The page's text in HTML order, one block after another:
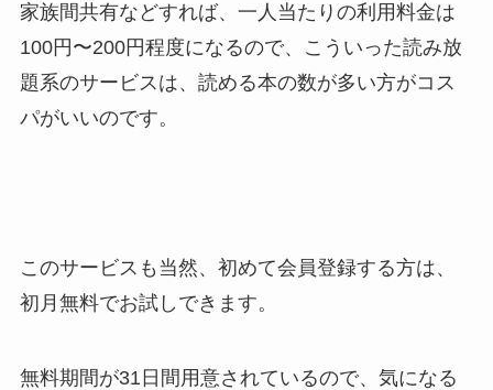
家族間共有などすれば、一人当たりの利用料金は
100円〜200円程度になるので、こういった読み放
題系のサービスは、読める本の数が多い方がコス
パがいいのです。
このサービスも当然、初めて会員登録する方は、
初月無料でお試しできます。
無料期間が31日間用意されているので、気になる